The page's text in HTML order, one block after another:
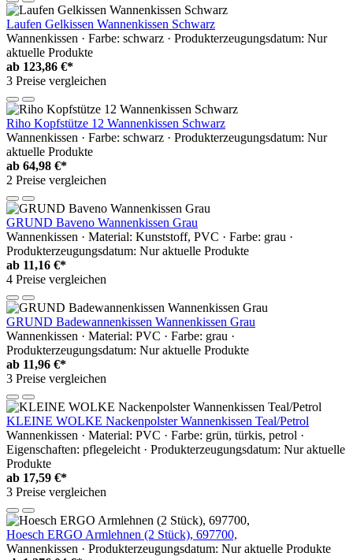
Laufen Gelkissen Wannenkissen Schwarz
Wannenkissen · Farbe: schwarz · Produkterzeugungsdatum: Nur
aktuelle Produkte
ab 123,86 €*
3 Preise vergleichen
Riho Kopfstütze 12 Wannenkissen Schwarz
Wannenkissen · Farbe: schwarz · Produkterzeugungsdatum: Nur
aktuelle Produkte
ab 64,98 €*
2 Preise vergleichen
GRUND Baveno Wannenkissen Grau
Wannenkissen · Material: Kunststoff, PVC · Farbe: grau ·
Produkterzeugungsdatum: Nur aktuelle Produkte
ab 11,16 €*
4 Preise vergleichen
GRUND Badewannenkissen Wannenkissen Grau
Wannenkissen · Material: PVC · Farbe: grau ·
Produkterzeugungsdatum: Nur aktuelle Produkte
ab 11,96 €*
3 Preise vergleichen
KLEINE WOLKE Nackenpolster Wannenkissen Teal/Petrol
Wannenkissen · Material: PVC · Farbe: grün, türkis, petrol ·
Eigenschaften: pflegeleicht · Produkterzeugungsdatum: Nur aktuelle
Produkte
ab 17,59 €*
3 Preise vergleichen
Hoesch ERGO Armlehnen (2 Stück), 697700,
Wannenkissen · Produkterzeugungsdatum: Nur aktuelle Produkte